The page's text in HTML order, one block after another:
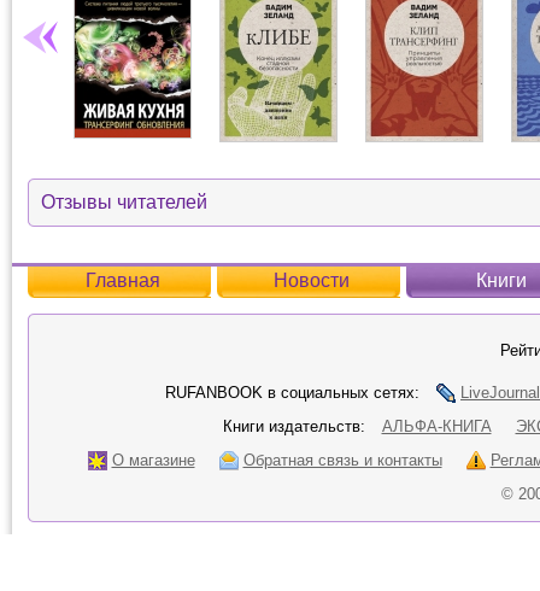
Отзывы читателей
Главная Новости Книги
RUFANBOOK в социальных сетях:
LiveJournal
Книги издательств:
АЛЬФА-КНИГА
О магазине
Обратная связь и контакты
©